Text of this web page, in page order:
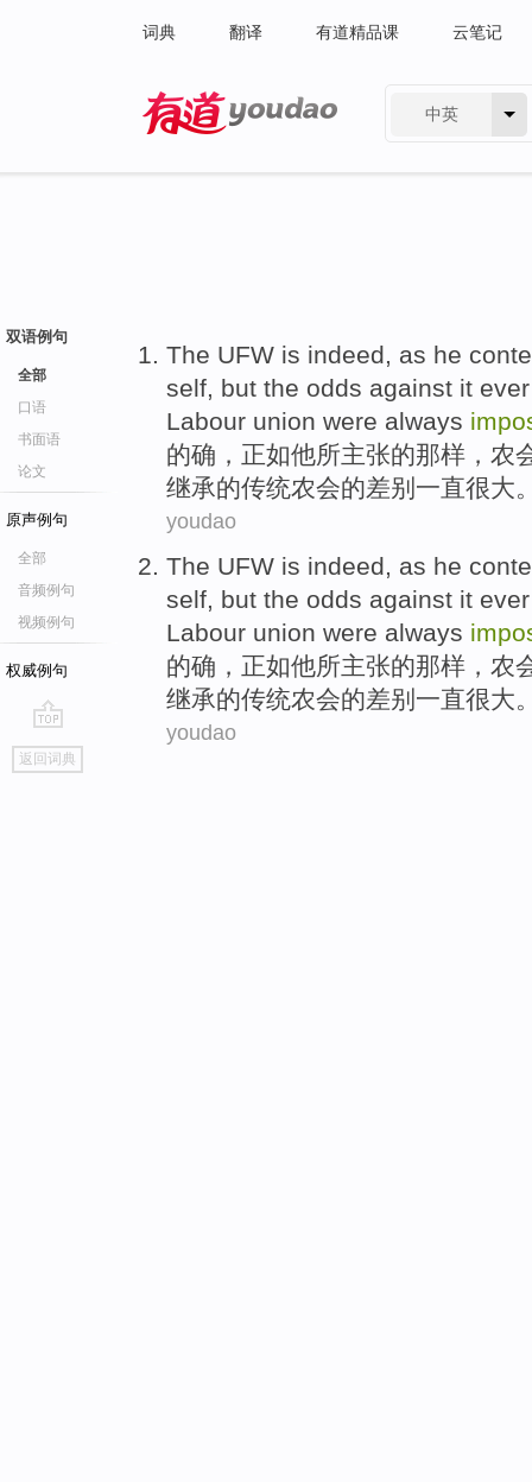
词典 翻译 有道精品课 云笔记
中英
双语例句
全部
口语
书面语
论文
原声例句
全部
音频例句
视频例句
权威例句
go
top
返回词典
The UFW is indeed, as he
self, but the odds against it ever
Labour union were always
的确 ， 正如他所主张的那样， 农
继承的传统农会的差别 一直很大
youdao
The UFW is indeed, as he
self, but the odds against it ever
Labour union were always
的确 ， 正如他所主张的那样， 农
继承的传统农会的差别 一直很大
youdao